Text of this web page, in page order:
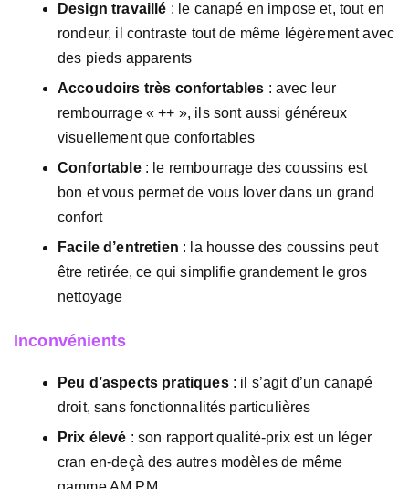
Design travaillé : le canapé en impose et, tout en
rondeur, il contraste tout de même légèrement avec
des pieds apparents
Accoudoirs très confortables : avec leur
rembourrage « ++ », ils sont aussi généreux
visuellement que confortables
Confortable: le rembourrage des coussins est
bon et vous permet de vous lover dans un grand
confort
Facile d’entretien : la housse des coussins peut
être retirée, ce qui simplifie grandement le gros
nettoyage
Inconvénients
Peu d’aspects pratiques: il s’agit d’un canapé
droit, sans fonctionnalités particulières
Prix élevé : son rapport qualité-prix est un léger
cran en-deçà des autres modèles de même